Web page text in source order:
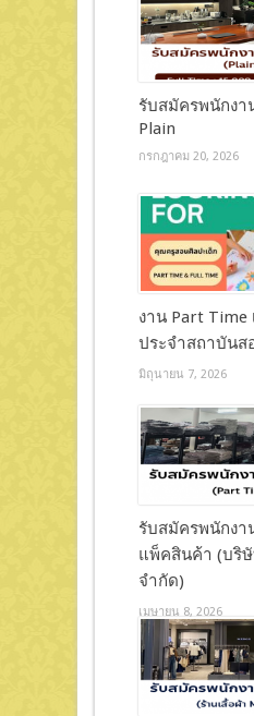
รับสมัครพนักง
Plain
กรกฎาคม 20, 2026
งาน Part Time
ประจำสถาบันส
มิถุนายน 7, 2026
รับสมัครพนักงา
แพ็คสินค้า (บริ
จำกัด)
เมษายน 8, 2026